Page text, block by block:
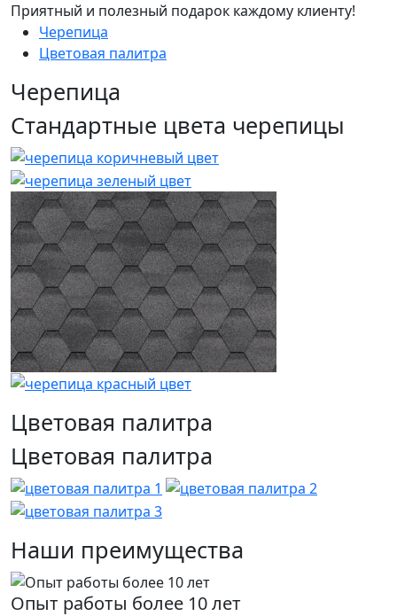
Приятный и полезный подарок каждому клиенту!
Черепица
Цветовая палитра
Черепица
Стандартные цвета черепицы
Цветовая палитра
Цветовая палитра
Наши преимущества
Опыт работы более 10 лет